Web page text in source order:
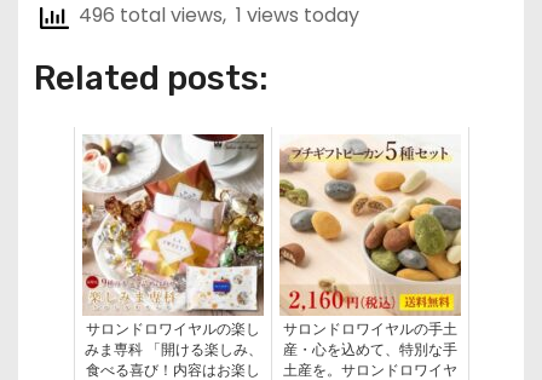
496 total views, 1 views today
Related posts:
サロンドロワイヤルの楽し
みま専科 「開ける楽しみ、
食べる喜び！内容はお楽し
サロンドロワイヤルの手土
産・心を込めて、特別な手
土産を。サロンドロワイヤ